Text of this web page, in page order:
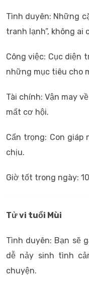
Tình duyên: Những
tranh lạnh”, không
Công việc: Cục diện
những mục tiêu cho
Tài chính: Vận may
mất cơ hội.
Cẩn trọng: Con
chịu.
Giờ tốt trong ngày:
Tử vi tuổi Mùi
Tình duyên: Bạn sẽ
dễ nảy sinh tình
chuyện.